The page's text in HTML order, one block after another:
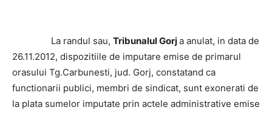
La randul sau, Tribunalul Gorja anulat, in data de
26.11.2012, dispozitiile de imputare emise de primarul
orasului Tg.Carbunesti, jud. Gorj, constatand ca
functionarii publici, membri de sindicat, sunt exonerati de
la plata sumelor imputate prin actele administrative emise